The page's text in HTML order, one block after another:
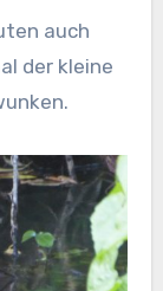
auch
der kleine